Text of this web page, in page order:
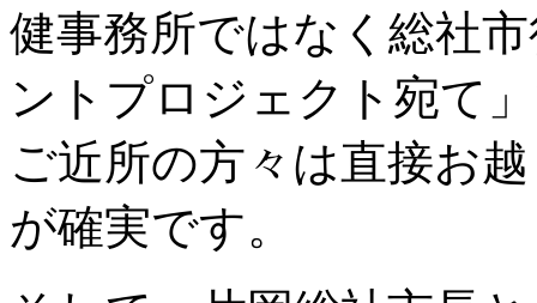
健事務所ではなく総社
ントプロジェクト宛て
ご近所の方々は直接お
が確実です。